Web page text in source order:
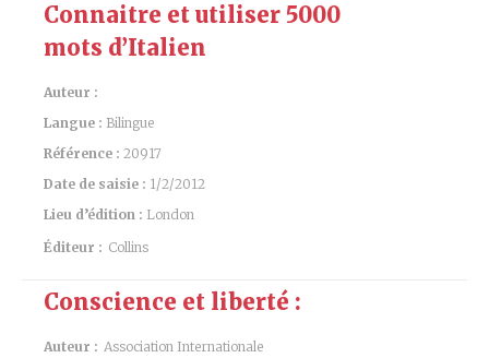
Connaitre et utiliser 5000
mots d’Italien
Auteur :
Langue : Bilingue
Référence : 20917
Date de saisie : 1/2/2012
Lieu d’édition : London
Éditeur : Collins
Conscience et liberté :
Auteur : Association Internationale